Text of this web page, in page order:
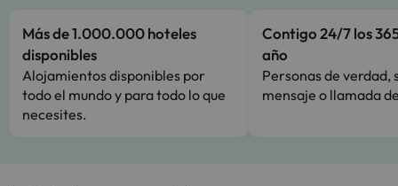
Más de 1.000.000 hoteles
disponibles
Alojamientos disponibles por
todo el mundo y para todo lo que
necesites.
Contigo 24/7 los
año
Personas de verdad,
mensaje o llamada